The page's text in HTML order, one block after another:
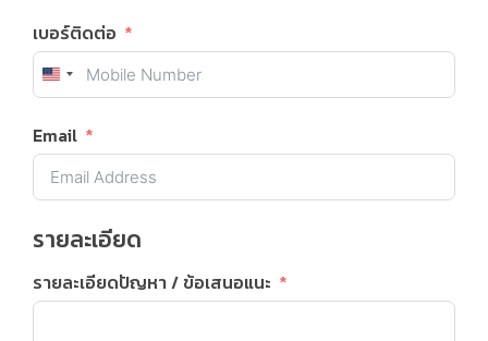
เบอร์ติดต่อ
United States +1
Email
รายละเอียด
รายละเอียดปัญหา / ข้อเสนอแนะ